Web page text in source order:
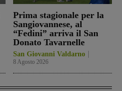
Prima stagionale per la
Sangiovannese, al
“Fedini” arriva il San
Donato Tavarnelle
San Giovanni Valdarno
8 Agosto 2026